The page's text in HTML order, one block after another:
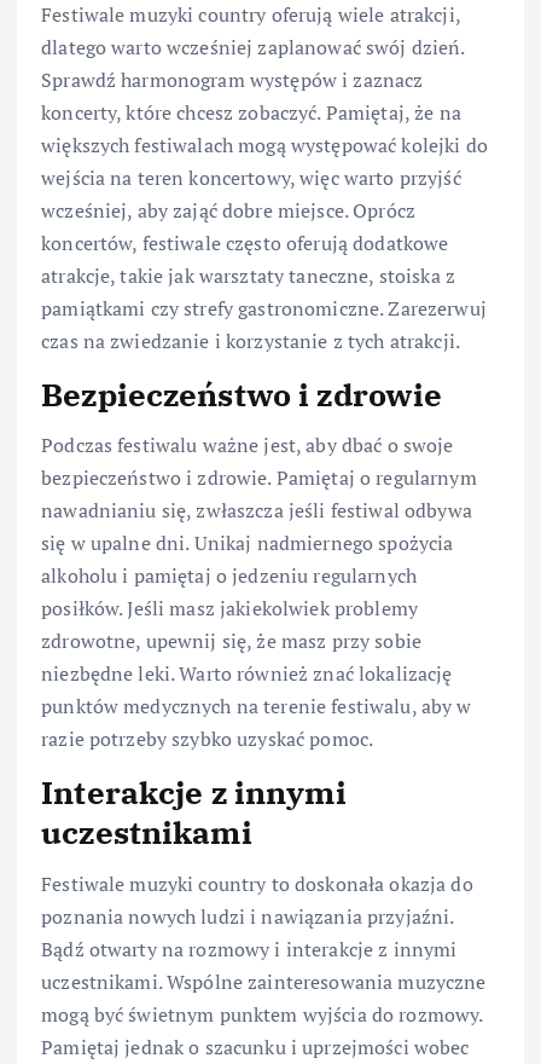
Festiwale muzyki country oferują wiele atrakcji,
dlatego warto wcześniej zaplanować swój dzień.
Sprawdź harmonogram występów i zaznacz
koncerty, które chcesz zobaczyć. Pamiętaj, że na
większych festiwalach mogą występować kolejki do
wejścia na teren koncertowy, więc warto przyjść
wcześniej, aby zająć dobre miejsce. Oprócz
koncertów, festiwale często oferują dodatkowe
atrakcje, takie jak warsztaty taneczne, stoiska z
pamiątkami czy strefy gastronomiczne. Zarezerwuj
czas na zwiedzanie i korzystanie z tych atrakcji.
Bezpieczeństwo i zdrowie
Podczas festiwalu ważne jest, aby dbać o swoje
bezpieczeństwo i zdrowie. Pamiętaj o regularnym
nawadnianiu się, zwłaszcza jeśli festiwal odbywa
się w upalne dni. Unikaj nadmiernego spożycia
alkoholu i pamiętaj o jedzeniu regularnych
posiłków. Jeśli masz jakiekolwiek problemy
zdrowotne, upewnij się, że masz przy sobie
niezbędne leki. Warto również znać lokalizację
punktów medycznych na terenie festiwalu, aby w
razie potrzeby szybko uzyskać pomoc.
Interakcje z innymi
uczestnikami
Festiwale muzyki country to doskonała okazja do
poznania nowych ludzi i nawiązania przyjaźni.
Bądź otwarty na rozmowy i interakcje z innymi
uczestnikami. Wspólne zainteresowania muzyczne
mogą być świetnym punktem wyjścia do rozmowy.
Pamiętaj jednak o szacunku i uprzejmości wobec